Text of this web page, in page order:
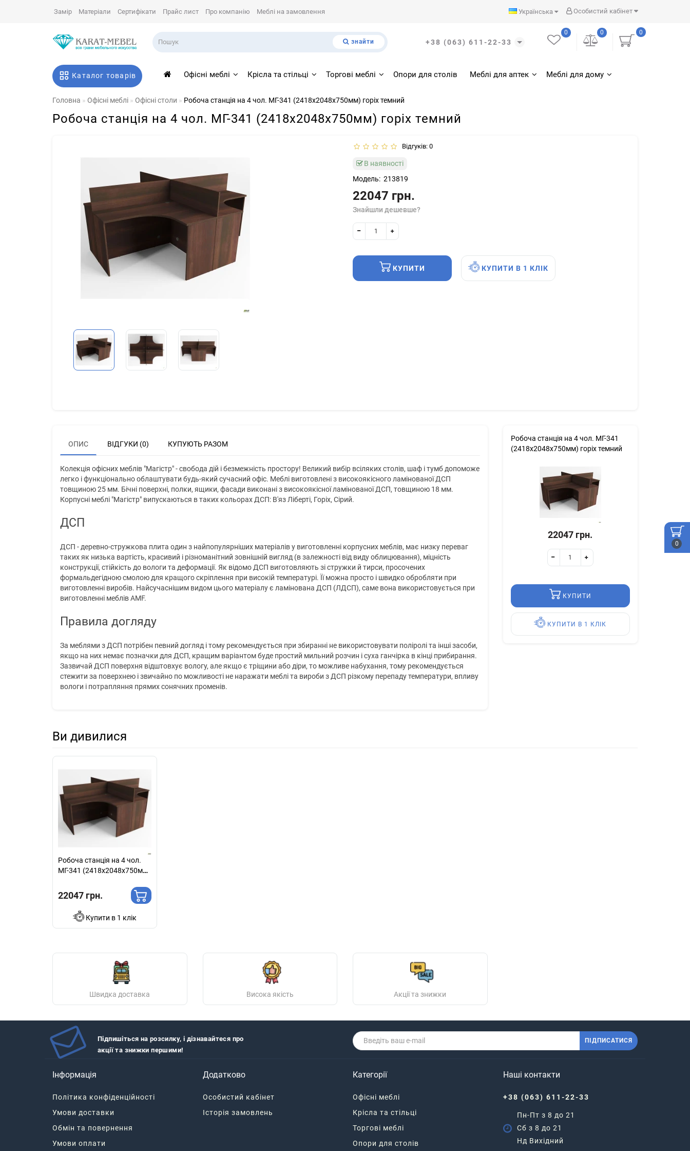
0
Особистий кабінет
Українська
Замір Матеріали Сертифікати Прайс лист Про компанію Меблі на замовлення
знайти +38 (063) 611-22-33
0
0
0
Каталог товарів Офісні меблі Крісла та стільці Торгові меблі Опори для столів Меблі для аптек Меблі для дому
Головна Офісні меблі Офісні столи Робоча станція на 4 чол. МГ-341 (2418х2048х750мм) горіх темний
Робоча станція на 4 чол. МГ-341 (2418х2048х750мм) горіх темний
Відгуків: 0
В наявності
Модель: 213819
22047 грн.
Знайшли дешевше?
КУПИТИ КУПИТИ В 1 КЛІК
ОПИС ВІДГУКИ (0) КУПУЮТЬ РАЗОМ
Колекція офісних меблів "Магістр" - свобода дій і безмежність простору! Великий вибір всіляких столів, шаф і тумб допоможе
легко і функціонально облаштувати будь-який сучасний офіс. Меблі виготовлені з високоякісного ламінованої ДСП
товщиною 25 мм. Бічні поверхні, полки, ящики, фасади виконані з високоякісної ламінованої ДСП, товщиною 18 мм.
Корпусні меблі "Магістр" випускаються в таких кольорах ДСП: В'яз Ліберті, Горіх, Сірий.
ДСП
ДСП - деревно-стружкова плита один з найпопулярніших матеріалів у виготовленні корпусних меблів, має низку переваг
таких як низька вартість, красивий і різноманітний зовнішній вигляд (в залежності від виду облицювання), міцність
конструкції, стійкість до вологи та деформації. Як відомо ДСП виготовляють зі стружки й тирси, просочених
формальдегідною смолою для кращого скріплення при високій температурі. Її можна просто і швидко обробляти при
виготовленні виробів. Найсучаснішим видом цього матеріалу є ламінована ДСП (ЛДСП), саме вона використовується при
виготовленні меблів AMF.
Правила догляду
За меблями з ДСП потрібен певний догляд і тому рекомендується при збиранні не використовувати поліролі та інші засоби,
якщо на них немає позначки для ДСП, кращим варіантом буде простий мильний розчин і суха ганчірка в кінці прибирання.
Зазвичай ДСП поверхня відштовхує вологу, але якщо є тріщини або діри, то можливе набухання, тому рекомендується
стежити за поверхнею і звичайно по можливості не наражати меблі та вироби з ДСП різкому перепаду температури, впливу
вологи і потрапляння прямих сонячних променів.
Робоча станція на 4 чол. МГ-341
(2418х2048х750мм) горіх темний
22047 грн.
КУПИТИ
КУПИТИ В 1 КЛІК
Ви дивилися
Робоча станція на 4 чол.
МГ-341 (2418х2048х750мм)
22047 грн.
Купити в 1 клік
Швидка доставка Висока якість Акції та знижки
Підпишіться на розсилку, і дізнавайтеся про
акції та знижки першими!
ПІДПИСАТИСЯ
Інформація
Політика конфіденційності
Умови доставки
Обмін та повернення
Умови оплати
Додатково
Особистий кабінет
Історія замовлень
Категорії
Офісні меблі
Крісла та стільці
Торгові меблі
Опори для столів
Наші контакти
+38 (063) 611-22-33
Пн-Пт з 8 до 21
Сб з 8 до 21
Нд Вихідний